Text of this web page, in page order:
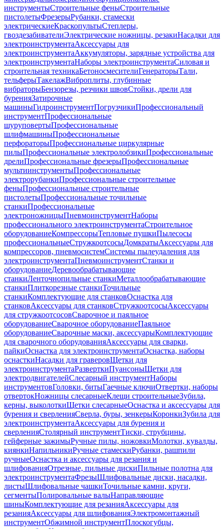
инструментыСтроительные феныСтроительные
пистолетыФрезерыРубанки, стамески
электрическиеКраскопультыСтеплеры,
гвоздезабивателиЭлектрические ножницы, резакиНасадки для
электроинструментаАксессуары для
электроинструментаАккумуляторы, зарядные устройства для
электроинструментаНаборы электроинструментаСиловая и
строительная техникаБетоносмесителиГенераторыТали,
тельферыТакелажВиброплиты, глубинные
вибраторыБензорезы, резчики швовСтойки, дрели для
буренияЗатирочные
машиныГидроинструментПогрузчикиПрофессиональный
инструментПрофессиональные
шуруповертыПрофессиональные
шлифмашиныПрофессиональные
перфораторыПрофессиональные циркулярные
пилыПрофессиональные электролобзикиПрофессиональные
дрелиПрофессиональные фрезерыПрофессиональные
мультиинструментыПрофессиональные
электрорубанкиПрофессиональные строительные
феныПрофессиональные строительные
пистолетыПрофессиональные точильные
станкиПрофессиональные
электроножницыПневмоинструментНаборы
профессионального электроинструментаСтроительное
оборудованиеКомпрессорыТепловые пушкиПылесосы
профессиональныеСтружкоотсосыДомкратыАксессуары для
компрессоров, пневмосистемСистемы пылеудаления для
электроинструментаПневмоинструментСтанки и
оборудованиеДеревообрабатывающие
станкиЛенточнопильные станкиМеталлообрабатывающие
станкиПлиткорезные станкиТочильные
станкиКомплектующие для станковОснастка для
станковАксессуары для станковСтружкоотсосыАксессуары
для стружкоотсосовСварочное и паяльное
оборудованиеСварочное оборудованиеПаяльное
оборудованиеСварочные маски, аксессуарыКомплектующие
для сварочного оборудованияАксессуары для сварки,
пайкиОснастка для электроинструментаОснастка, наборы
оснасткиНасадки для граверовЩетки для
электроинструментаРазверткиПуансоныЩетки для
электродвигателейСлесарный инструментНаборы
инструментовГоловки, битыГаечные ключиОтвертки, наборы
отвертокНожницы слесарныеКлещи строительныеЗубила,
керны, выколоткиЩетки слесарныеОснастка и аксессуары для
бурения и сверленияСверла, буры, зенкерыКоронкиЗубила для
электроинструментаАксессуары для бурения и
сверленияСтолярный инструментТиски, струбцины,
гейферные зажимыРучные пилы, ножовкиМолотки, кувалды,
киянкиНапильникиРучные стамескиРубанки, рашпили
ручныеОснастка и аксессуары для резания и
шлифованияОтрезные, пильные дискиПильные полотна для
электроинструментаФрезыШлифовальные диски, насадки,
листыШлифовальные чашкиТочильные камни, круги,
сегментыПолировальные валыНаправляющие
шиныКомплектующие для резанияАксессуары для
резанияАксессуары для шлифованияЭлектромонтажный
инструментОбжимной инструментПлоскогубцы,